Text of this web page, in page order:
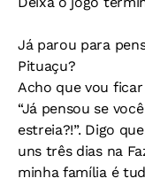
Já parou para
Pituaçu?
Acho que vou
“Já pensou se
estreia?!”. Digo
uns três dias na
minha família é